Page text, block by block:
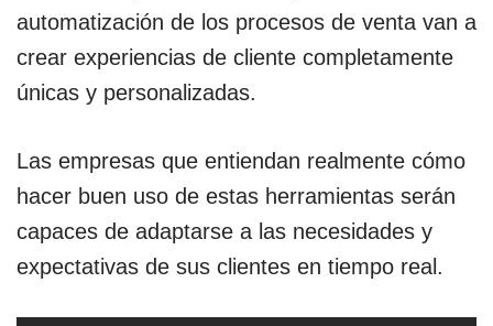
automatización de los procesos de venta van a
crear experiencias de cliente completamente
únicas y personalizadas.
Las empresas que entiendan realmente cómo
hacer buen uso de estas herramientas serán
capaces de adaptarse a las necesidades y
expectativas de sus clientes en tiempo real.